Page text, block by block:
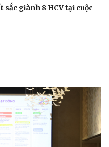
giành 8 HCV tại cuộc